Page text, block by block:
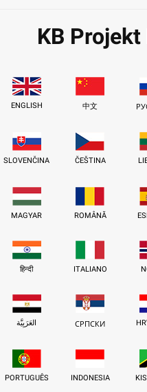
KB
ENGLISH 中文
SLOVENČINA ČEŠTINA
MAGYAR ROMÂNĂ
हिन्दी ITALIANO
العَرَبِيَّة СРПСКИ
PORTUGUÊS INDONESIA